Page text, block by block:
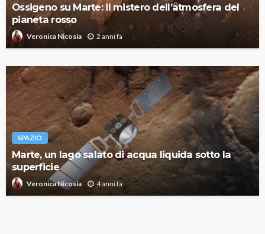
Ossigeno su Marte: il mistero dell’atmosfera del
pianeta rosso
Veronica Nicosia 2 anni fa
SPAZIO
Marte, un lago salato di acqua liquida sotto la
superficie
Veronica Nicosia 4 anni fa